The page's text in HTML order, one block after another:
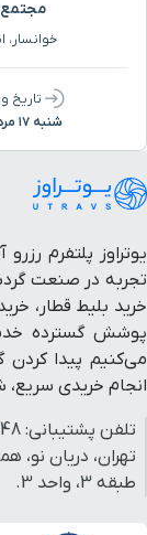
مجتمع
خوانسار،
تاریخ
شنبه ۱۷ مرداد
تجربه در صنعت
خرید بلیط قطار،
پوشش گسترده
می‌کنیم پیدا
انجام خریدی سریع،
تلفن پشتیبانی:
طبقه 3، واحد 3.